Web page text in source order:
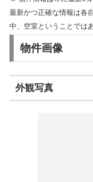
最新かつ正確な情報は各
中、空室ということでは
物件画像
外観写真